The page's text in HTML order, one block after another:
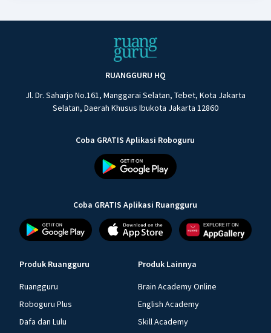
RUANGGURU HQ
Jl. Dr. Saharjo No.161, Manggarai Selatan, Tebet, Kota Jakarta
Selatan, Daerah Khusus Ibukota Jakarta 12860
Coba GRATIS Aplikasi Roboguru
Coba GRATIS Aplikasi Ruangguru
Produk Ruangguru
Ruangguru
Roboguru Plus
Dafa dan Lulu
Produk Lainnya
Brain Academy Online
English Academy
Skill Academy